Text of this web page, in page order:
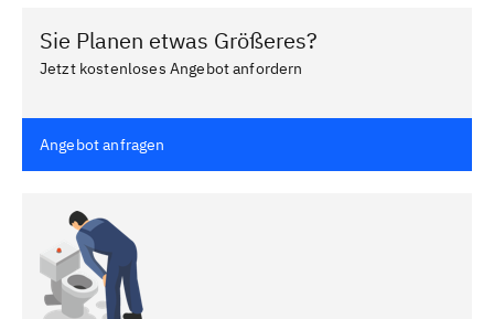
Sie Planen etwas Größeres?
Jetzt kostenloses Angebot anfordern
Angebot anfragen